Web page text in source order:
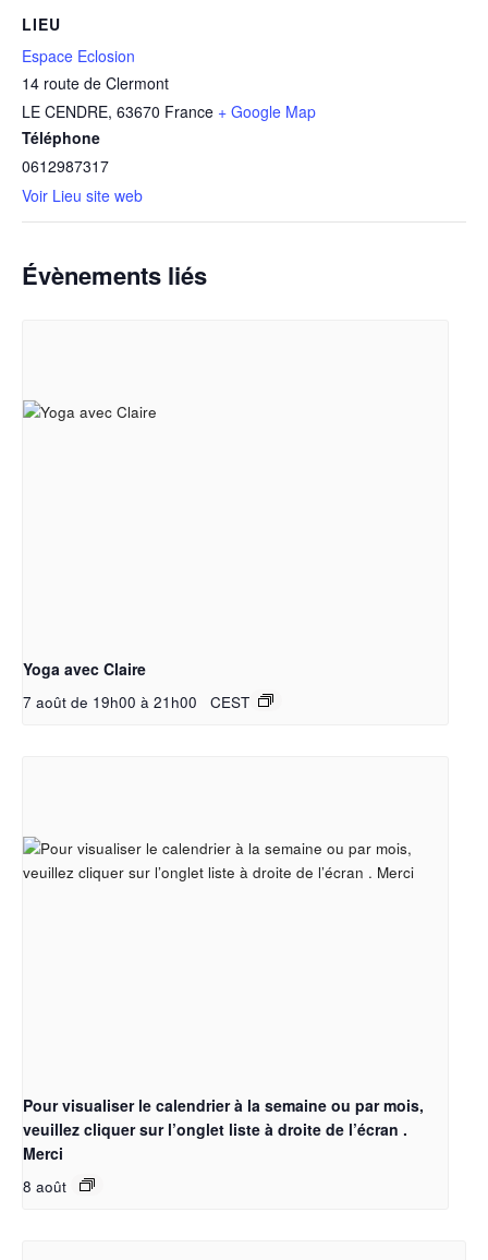
LIEU
Espace Eclosion
14 route de Clermont
LE CENDRE, 63670 France + Google Map
Téléphone
0612987317
Voir Lieu site web
Évènements liés
Yoga avec Claire
7 août de 19h00 à 21h00 CEST
Pour visualiser le calendrier à la semaine ou par mois,
veuillez cliquer sur l’onglet liste à droite de l’écran .
Merci
8 août